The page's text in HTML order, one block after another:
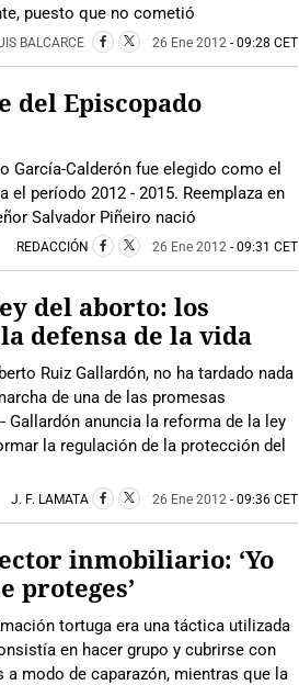
puesto que no cometió
BALCARCE 26 Ene 2012 - 09:28 CET
del Episcopado
García-Calderón fue elegido como el
el período 2012 - 2015. Reemplaza en
Salvador Piñeiro nació
REDACCIÓN 26 Ene 2012 - 09:31 CET
del aborto: los
defensa de la vida
Ruiz Gallardón, no ha tardado nada
de una de las promesas
Gallardón anuncia la reforma de la ley
la regulación de la protección del
J. F. LAMATA 26 Ene 2012 - 09:36 CET
inmobiliario: ‘Yo
proteges’
tortuga era una táctica utilizada
en hacer grupo y cubrirse con
modo de caparazón, mientras que la